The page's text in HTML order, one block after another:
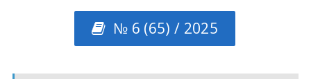
№ 6 (65) / 2025